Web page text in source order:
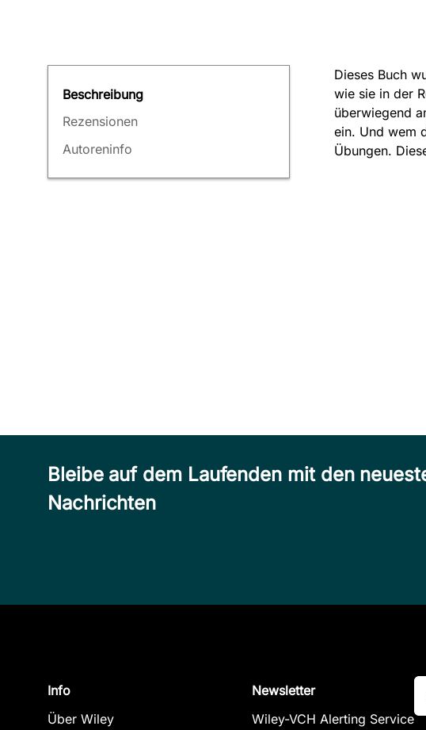
Beschreibung
Rezensionen
Autoreninfo
Dieses Buch
wie sie in der
überwiegend
ein. Und wem
Übungen.
Bleibe auf dem Laufenden mit den
Nachrichten
Info
Über Wiley
Newsletter
Wiley-VCH Alerting Service